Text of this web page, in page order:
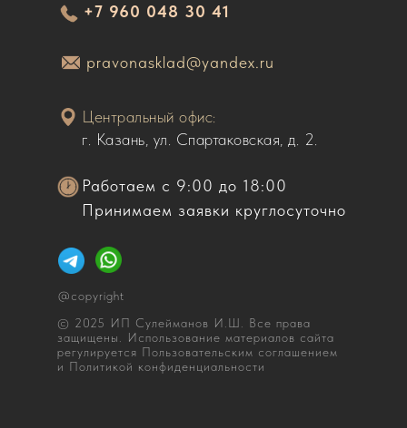
+7 960 048 30 41
@copyright
© 2025 ИП Сулейманов И.Ш. Все права
защищены. Использование материалов сайта
регулируется Пользовательским соглашением
и Политикой конфиденциальности
pravonasklad@yandex.ru
Работаем с 9:00 до 18:00
Принимаем заявки круглосуточно
Центральный офис:
г. Казань, ул. Спартаковская, д. 2.